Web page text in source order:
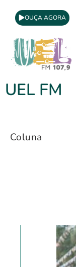
OUÇA AGORA
UEL FM
Coluna